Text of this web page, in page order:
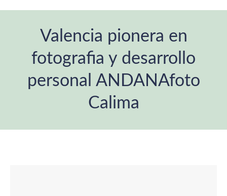
Valencia pionera en
fotografia y desarrollo
personal ANDANAfoto
Calima